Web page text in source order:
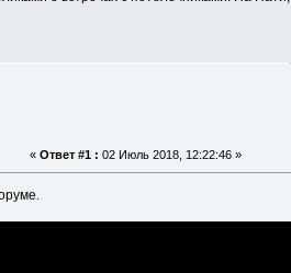
« Ответ #1 : 02 Июль 2018, 12:22:46 »